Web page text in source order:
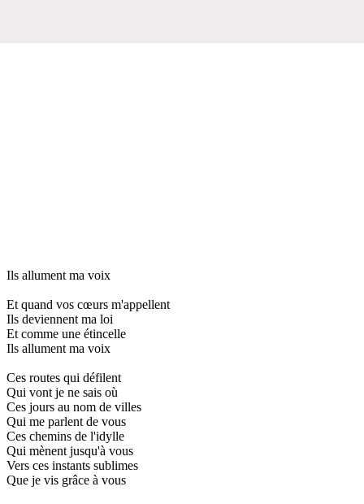
Ils allument ma voix
Et quand vos cœurs m'appellent
Ils deviennent ma loi
Et comme une étincelle
Ils allument ma voix
Ces routes qui défilent
Qui vont je ne sais où
Ces jours au nom de villes
Qui me parlent de vous
Ces chemins de l'idylle
Qui mènent jusqu'à vous
Vers ces instants sublimes
Que je vis grâce à vous